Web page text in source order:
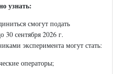
узнать:
смогут подать
сентября 2026 г.
эксперимента могут стать:
операторы;